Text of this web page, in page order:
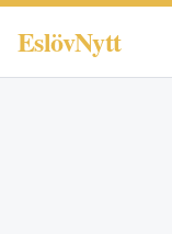
EslövNytt